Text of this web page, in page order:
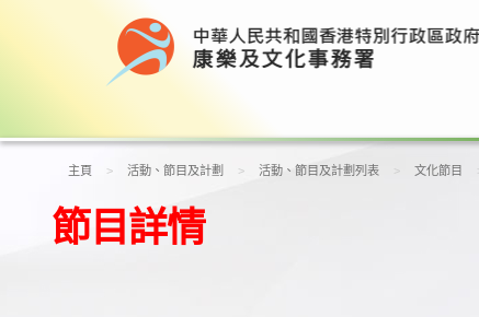
主頁 活動、節目及計劃 活動、節目及計劃列表 文化節目
節目詳情